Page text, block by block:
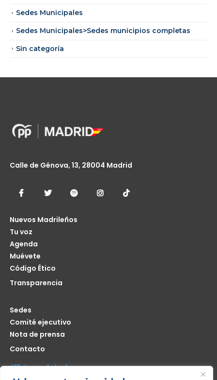
Sedes Municipales
Sedes Municipales>Sedes municipios completas
Sin categoría
Calle de Génova, 13, 28004 Madrid
Nuevos Madrileños
Tu voz
Agenda
Muévete
Código Ético
Transparencia
Sedes
Comité ejecutivo
Nota de prensa
Contacto
Afíliate seas de donde seas